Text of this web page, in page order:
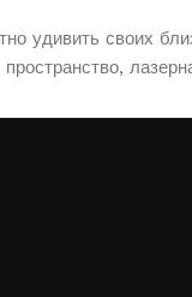
удивить своих